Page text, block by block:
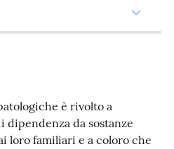
è rivolto a
da sostanze
loro familiari e a coloro che